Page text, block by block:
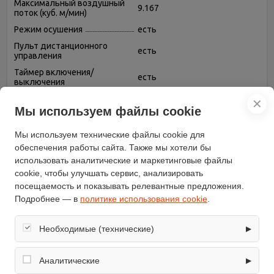
Максимальный воздушный
поток (куб. м/мин)
9.167
Режим осушения
есть
Пульт дистанционного
управления
есть
Таймер включения/
выключения
есть
Фаза
однофазный
Регулировка скорости
вращения вентилятора
есть
Режим вентиляции (без
есть
Автоматическое
поддержание температуры
есть
неисправностей
есть
Ночной режим
есть
Возможность регулировки
направления воздушного
✕
Мы используем файлы cookie
Мы используем технические файлы cookie для
обеспечения работы сайта. Также мы хотели бы
использовать аналитические и маркетинговые файлы
cookie, чтобы улучшать сервис, анализировать
посещаемость и показывать релевантные предложения.
Подробнее — в политике использования cookie
Необходимые (технические) ▶
Обеспечивают корректную работу сайта: оформление
заказа, корзина, вход в личный кабинет. Без них основные
Аналитические ▶